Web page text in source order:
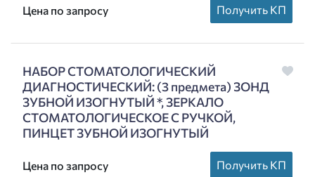
Цена по запросу Получить КП
НАБОР СТОМАТОЛОГИЧЕСКИЙ
ДИАГНОСТИЧЕСКИЙ: (3 предмета) ЗОНД
ЗУБНОЙ ИЗОГНУТЫЙ *, ЗЕРКАЛО
СТОМАТОЛОГИЧЕСКОЕ С РУЧКОЙ,
ПИНЦЕТ ЗУБНОЙ ИЗОГНУТЫЙ
Цена по запросу Получить КП